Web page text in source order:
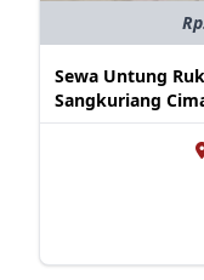
Sewa Untung
Sangkuriang